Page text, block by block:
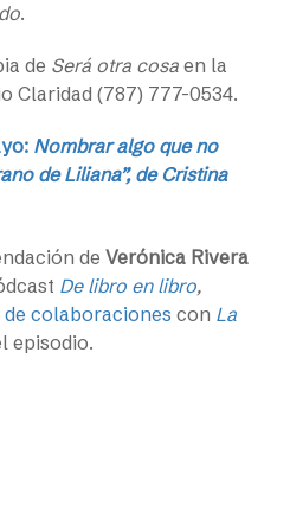
.
de Será otra cosa en la
Claridad (787) 777-0534.
Nombrar algo que no
de Liliana”, de Cristina
de Verónica Rivera
De libro en libro,
de colaboraciones con La
episodio.